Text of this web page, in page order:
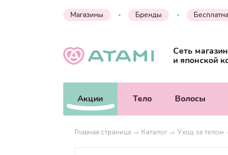
Магазины Бренды
Сеть
и японской
Акции Тело Волосы
Главная страница Каталог Уход за телом